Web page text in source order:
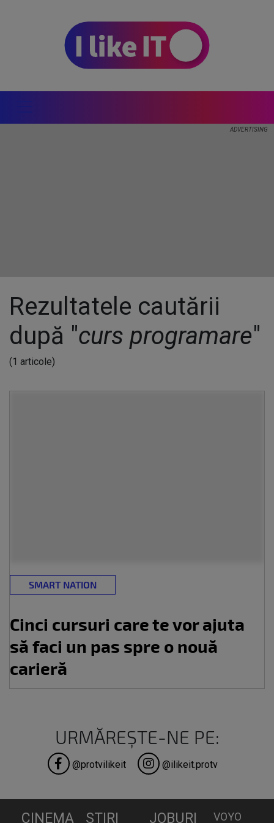
Rezultatele cautării
după "curs programare"
(1 articole)
SMART NATION
Cinci cursuri care te vor ajuta
să faci un pas spre o nouă
carieră
URMĂREȘTE-NE PE:
@protvilikeit @ilikeit.protv
CINEMA STIRI
JOBURI
VOYO